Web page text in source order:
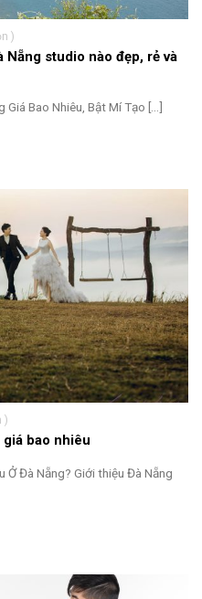
)
studio nào đẹp, rẻ và
Bao Nhiêu, Bật Mí Tạo [...]
)
bao nhiêu
Ở Đà Nẵng? Giới thiệu Đà Nẵng